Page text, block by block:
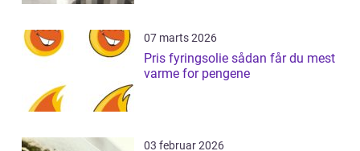
07 marts 2026
Pris fyringsolie sådan får du mest
varme for pengene
03 februar 2026